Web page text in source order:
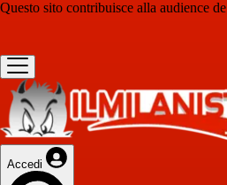
Questo sito contribuisce alla audience de
Accedi